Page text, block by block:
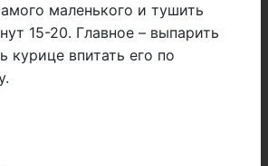
маленького и тушить
15-20. Главное – выпарить
курице впитать его по